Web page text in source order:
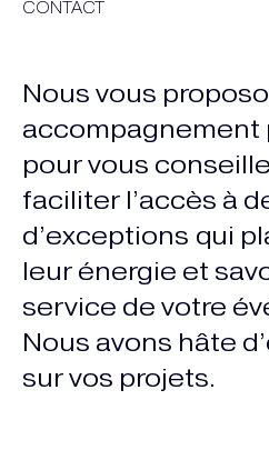
CONTACT
Nous vous
accompagnement
pour vous
faciliter l’accès à
d’exceptions qui
leur énergie et
service de votre
Nous avons hâte
sur vos projets.